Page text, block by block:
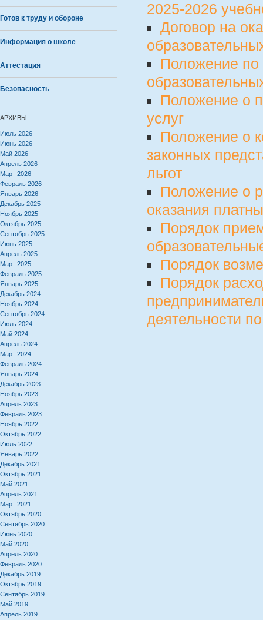
Готов к труду и обороне
Информация о школе
Аттестация
Безопасность
АРХИВЫ
Июль 2026
Июнь 2026
Май 2026
Апрель 2026
Март 2026
Февраль 2026
Январь 2026
Декабрь 2025
Ноябрь 2025
Октябрь 2025
Сентябрь 2025
Июнь 2025
Апрель 2025
Март 2025
Февраль 2025
Январь 2025
Декабрь 2024
Ноябрь 2024
Сентябрь 2024
Июль 2024
Май 2024
Апрель 2024
Март 2024
Февраль 2024
Январь 2024
Декабрь 2023
Ноябрь 2023
Апрель 2023
Февраль 2023
Ноябрь 2022
Октябрь 2022
Июль 2022
Январь 2022
Декабрь 2021
Октябрь 2021
Май 2021
Апрель 2021
Март 2021
Октябрь 2020
Сентябрь 2020
Июнь 2020
Май 2020
Апрель 2020
Февраль 2020
Декабрь 2019
Октябрь 2019
Сентябрь 2019
Май 2019
Апрель 2019
2025-2026
Договор на
Положение по
Положение о
услуг
Положение о
законных
льгот
Положение о
оказания
Порядок
Порядок
Порядок
деятельности